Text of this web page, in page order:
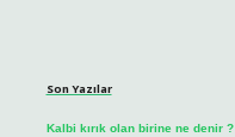
Son Yazılar
Kalbi kırık olan birine ne denir ?